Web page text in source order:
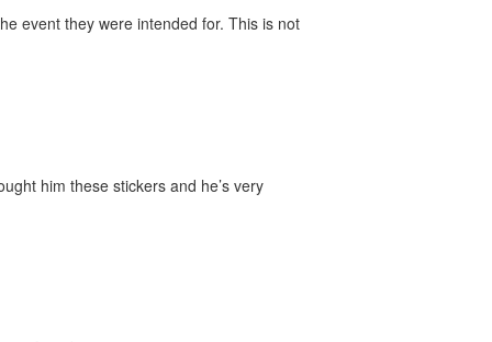
event they were intended for. This is not
him these stickers and he’s very